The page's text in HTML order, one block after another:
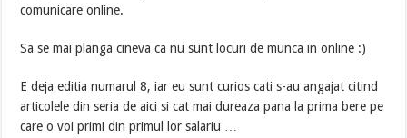
comunicare online.
Sa se mai planga cineva ca nu sunt locuri de munca in online :)
E deja editia numarul 8, iar eu sunt curios cati s-au angajat citind
articolele din seria de aici si cat mai dureaza pana la prima bere pe
care o voi primi din primul lor salariu …